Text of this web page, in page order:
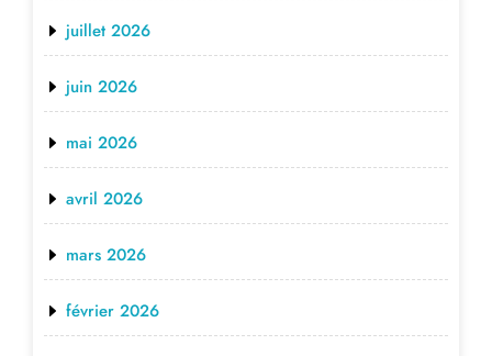
juillet 2026
juin 2026
mai 2026
avril 2026
mars 2026
février 2026